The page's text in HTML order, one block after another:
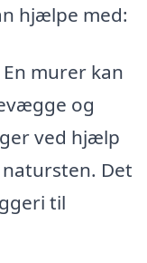
hjælpe med:
En murer kan
og
ved hjælp
Det
til